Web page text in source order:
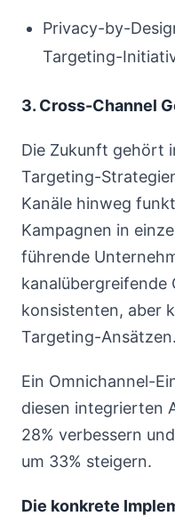
Privacy-by-
Targeting-
3. Cross-Channel
Die Zukunft gehört
Targeting-
Kanäle hinweg
Kampagnen in
führende
kanalübergreifende
konsistenten, aber
Targeting-Ansätzen.
Ein Omnichannel-
diesen integrierten
28% verbessern
um 33% steigern.
Die konkrete